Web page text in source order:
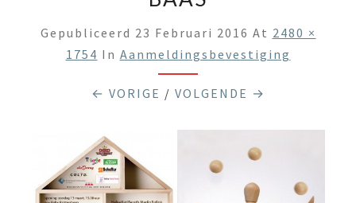
Gepubliceerd 23 Februari 2016 At 2480 ×
1754 In Aanmeldingsbevestiging
← VORIGE / VOLGENDE →